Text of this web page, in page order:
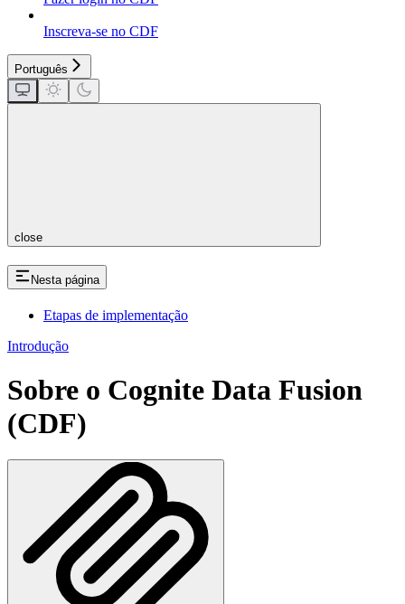
Inscreva-se no CDF
Português
close
Nesta página
Etapas de implementação
Introdução
Sobre o Cognite Data Fusion
(CDF)